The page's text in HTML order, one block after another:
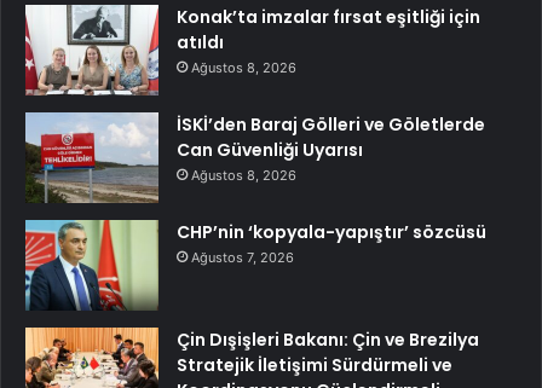
Konak’ta imzalar fırsat eşitliği için
atıldı
Ağustos 8, 2026
İSKİ’den Baraj Gölleri ve Göletlerde
Can Güvenliği Uyarısı
Ağustos 8, 2026
CHP’nin ‘kopyala-yapıştır’ sözcüsü
Ağustos 7, 2026
Çin Dışişleri Bakanı: Çin ve Brezilya
Stratejik İletişimi Sürdürmeli ve